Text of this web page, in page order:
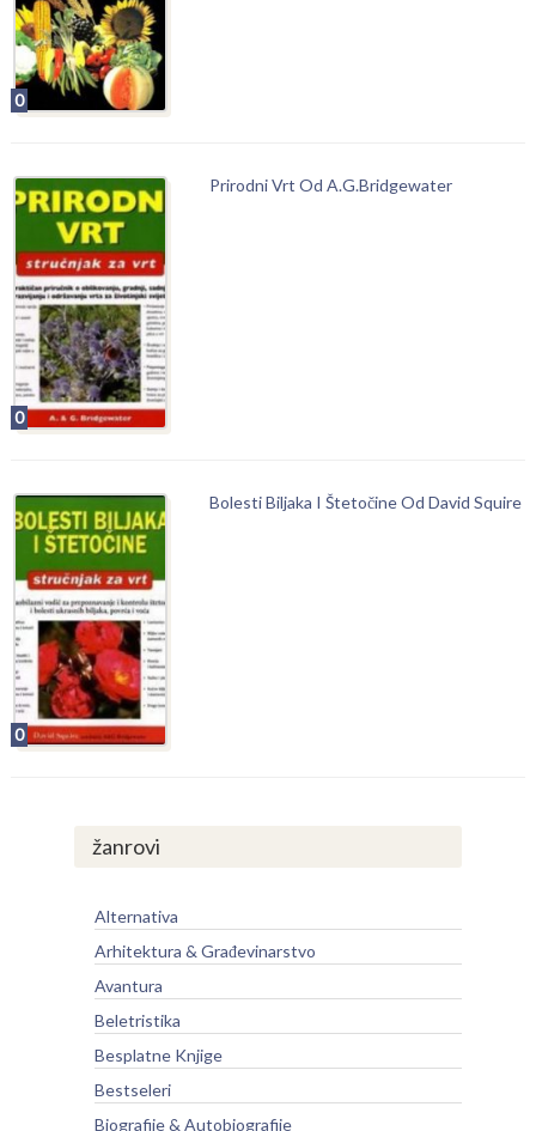
0
0
Prirodni Vrt Od A.G.Bridgewater
0
Bolesti Biljaka I Štetočine Od David Squire
žanrovi
Alternativa
Arhitektura & Građevinarstvo
Avantura
Beletristika
Besplatne Knjige
Bestseleri
Biografije & Autobiografije